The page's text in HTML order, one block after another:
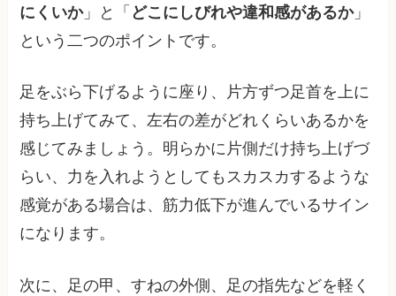
にくいか」と「 どこにしびれや違和感があるか」
という二つのポイントです。
足をぶら下げるように座り、片方ずつ足首を上に
持ち上げてみて、左右の差がどれくらいあるかを
感じてみましょう。明らかに片側だけ持ち上げづ
らい、力を入れようとしてもスカスカするような
感覚がある場合は、筋力低下が進んでいるサイン
になります。
次に、足の甲、すねの外側、足の指先などを軽く